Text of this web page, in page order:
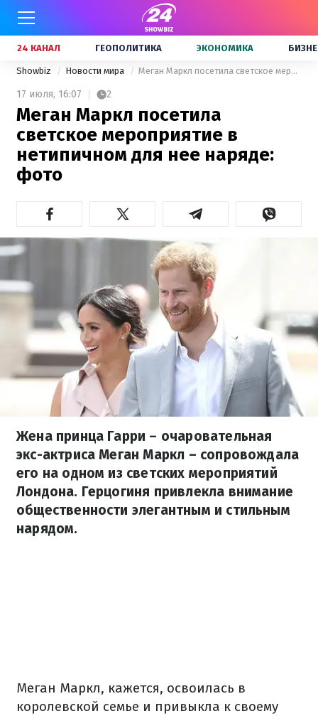
24 КАНАЛ ГЕОПОЛИТИКА ЭКОНОМИКА
Showbiz Новости мира Меган Маркл посетила светское мероприятие в нетипичном для нее наряде: фото
17 июля, 16:07 2
Меган Маркл посетила
светское мероприятие в
нетипичном для нее наряде:
фото
Жена принца Гарри – очаровательная
экс-актриса Меган Маркл – сопровождала
его на одном из светских мероприятий
Лондона. Герцогиня привлекла внимание
общественности элегантным и стильным
нарядом.
Меган Маркл, кажется, освоилась в
королевской семье и привыкла к своему